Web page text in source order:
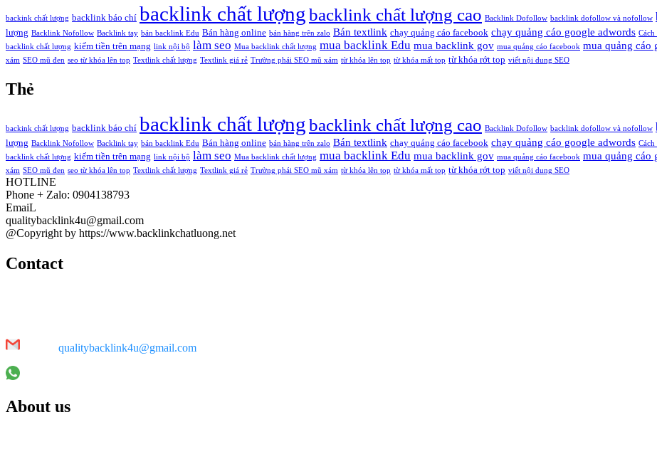
backink chất lượng backlink báo chí backlink chất lượngbacklink chất lượng cao Backlink Dofollow backlink dofollow và nofollow
lượng Backlink Nofollow Backlink tay bán backlink Edu Bán hàng online bán hàng trên zalo Bán textlink chạy quảng cáo facebook chạy quảng cáo google adwords
backlink chất lượng kiếm tiền trên mạng link nội bộ làm seo Mua backlink chất lượng mua backlink Edu mua backlink gov mua quảng cáo facebook mua quảng cáo
xám SEO mũ đen seo từ khóa lên top Textlink chất lượng Textlink giá rẻ Trường phái SEO mũ xám từ khóa lên top từ khóa mất top từ khóa rớt top viết nội dung SEO
Thẻ
backink chất lượng backlink báo chí backlink chất lượngbacklink chất lượng cao Backlink Dofollow backlink dofollow và nofollow
lượng Backlink Nofollow Backlink tay bán backlink Edu Bán hàng online bán hàng trên zalo Bán textlink chạy quảng cáo facebook chạy quảng cáo google adwords
backlink chất lượng kiếm tiền trên mạng link nội bộ làm seo Mua backlink chất lượng mua backlink Edu mua backlink gov mua quảng cáo facebook mua quảng cáo
xám SEO mũ đen seo từ khóa lên top Textlink chất lượng Textlink giá rẻ Trường phái SEO mũ xám từ khóa lên top từ khóa mất top từ khóa rớt top viết nội dung SEO
HOTLINE
Phone + Zalo: 0904138793
EmaiL
qualitybacklink4u@gmail.com
@Copyright by https://www.backlinkchatluong.net
Contact
qualitybacklink4u@gmail.com
About us